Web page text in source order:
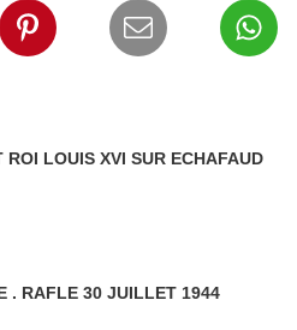
POETE ANDRE CHENIER ET ROI LOUIS XVI SUR ECHAFAUD
CLERMONT- EN - ARGONNE . RAFLE 30 JUILLET 1944